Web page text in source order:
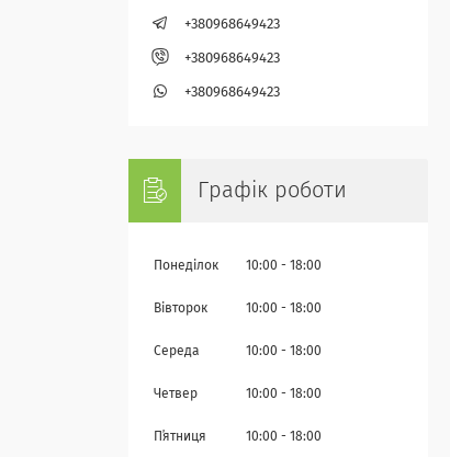
+380968649423
+380968649423
+380968649423
Графік роботи
Понеділок 10:00 18:00
Вівторок 10:00 18:00
Середа 10:00 18:00
Четвер 10:00 18:00
Пʼятниця 10:00 18:00